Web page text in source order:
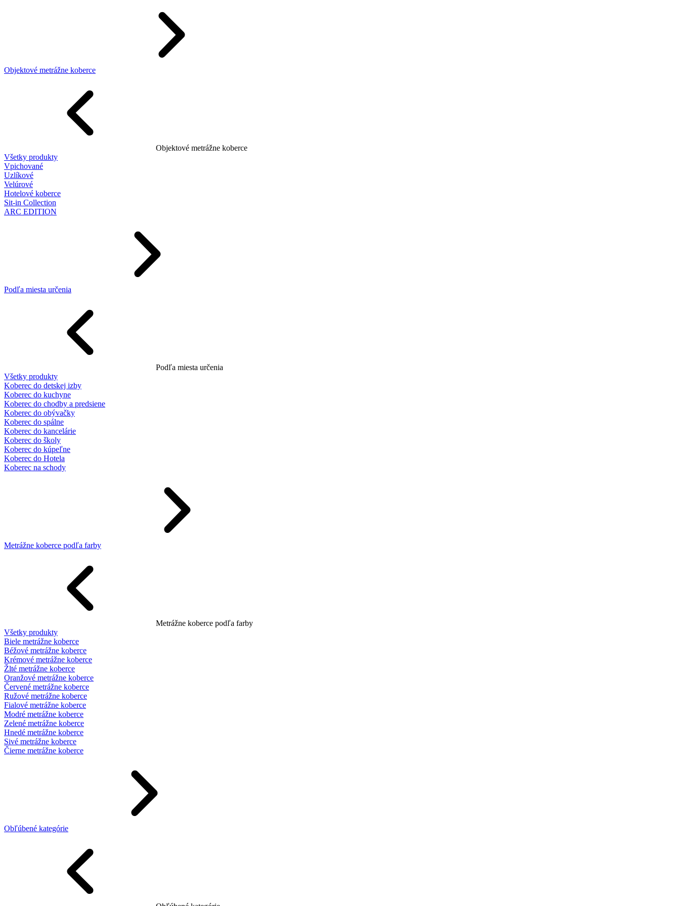
Objektové metrážne koberce
Objektové metrážne koberce
Všetky produkty
Vpichované
Uzlíkové
Velúrové
Hotelové koberce
Sit-in Collection
ARC EDITION
Podľa miesta určenia
Podľa miesta určenia
Všetky produkty
Koberec do detskej izby
Koberec do kuchyne
Koberec do chodby a predsiene
Koberec do obývačky
Koberec do spálne
Koberec do kancelárie
Koberec do školy
Koberec do kúpeľne
Koberec do Hotela
Koberec na schody
Metrážne koberce podľa farby
Metrážne koberce podľa farby
Všetky produkty
Biele metrážne koberce
Béžové metrážne koberce
Krémové metrážne koberce
Žlté metrážne koberce
Oranžové metrážne koberce
Červené metrážne koberce
Ružové metrážne koberce
Fialové metrážne koberce
Modré metrážne koberce
Zelené metrážne koberce
Hnedé metrážne koberce
Sivé metrážne koberce
Čierne metrážne koberce
Obľúbené kategórie